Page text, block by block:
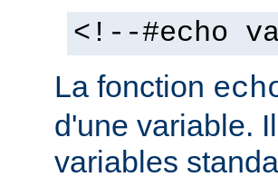
<!--#echo
La fonction
d'une variable.
variables